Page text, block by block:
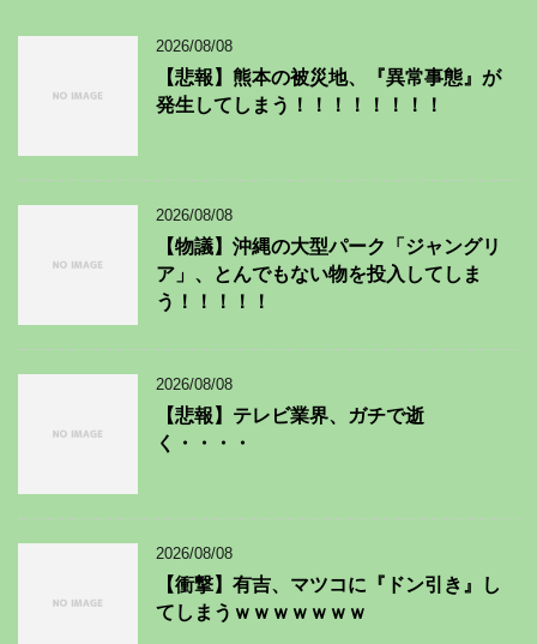
2026/08/08
【悲報】熊本の被災地、『異常事態』が
発生してしまう！！！！！！！！
2026/08/08
【物議】沖縄の大型パーク「ジャングリ
ア」、とんでもない物を投入してしま
う！！！！！
2026/08/08
【悲報】テレビ業界、ガチで逝
く・・・・
2026/08/08
【衝撃】有吉、マツコに『ドン引き』し
てしまうｗｗｗｗｗｗｗ